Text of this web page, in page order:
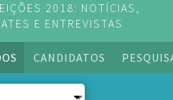
2018: NOTÍCIAS,
E ENTREVISTAS
CANDIDATOS